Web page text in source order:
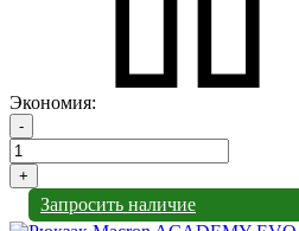
Экономия:
-
+
Запросить наличие